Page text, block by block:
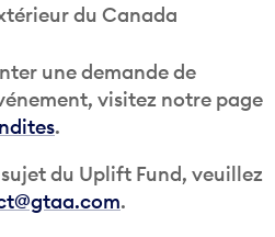
du Canada
une demande de
visitez notre page
.
du Uplift Fund, veuillez
.